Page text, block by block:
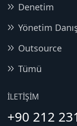
Denetim
Yönetim
Outsource
Tümü
İLETIŞIM
+90 212